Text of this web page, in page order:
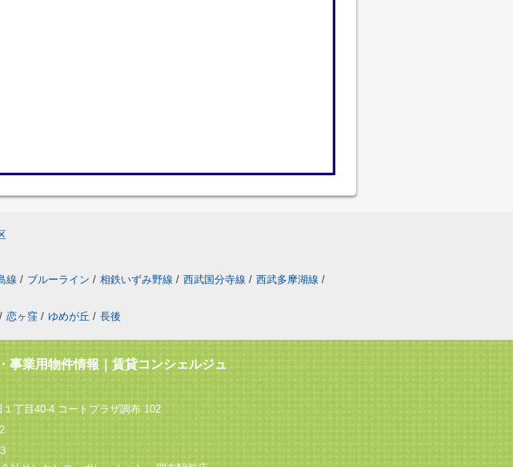
線 / ブルーライン / 相鉄いずみ野線 / 西武国分寺線 / 西武多摩湖線 /
/ 恋ヶ窪 / ゆめが丘 / 長後
事業用物件情報｜賃貸コンシェルジュ
丁目40-4 コートプラザ調布 102